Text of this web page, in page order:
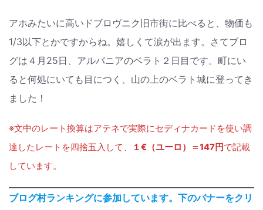
アホみたいに高いドブロヴニク旧市街に比べると、物価も
1/3以下とかですからね。嬉しくて涙が出ます。さてブロ
グは４月25日、アルバニアのベラト２日目です。町にい
ると何処にいても目につく、山の上のベラト城に登ってき
ました！
※文中のレート換算はアテネで実際にセディナカードを使い調
達したレートを四捨五入して、
１€（ユーロ）＝147円で記載
しています。
ブログ村ランキングに参加しています。下のバナーをクリ